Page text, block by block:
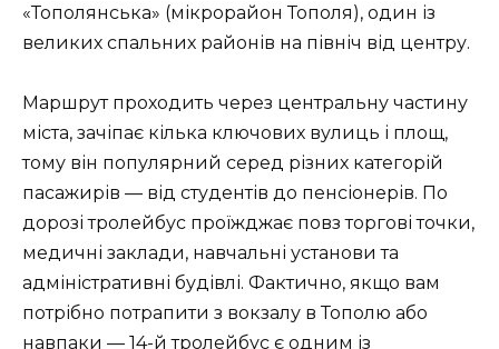
«Тополянська» (мікрорайон Тополя), один із
великих спальних районів на північ від центру.
Маршрут проходить через центральну частину
міста, зачіпає кілька ключових вулиць і площ,
тому він популярний серед різних категорій
пасажирів — від студентів до пенсіонерів. По
дорозі тролейбус проїжджає повз торгові точки,
медичні заклади, навчальні установи та
адміністративні будівлі. Фактично, якщо вам
потрібно потрапити з вокзалу в Тополю або
навпаки — 14-й тролейбус є одним із